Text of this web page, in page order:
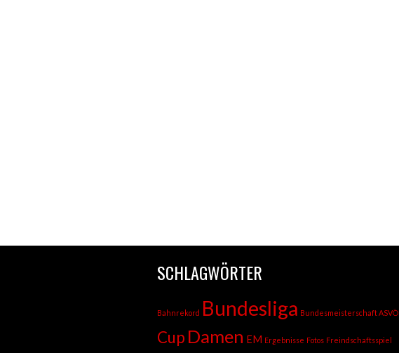
SCHLAGWÖRTER
Bahnrekord Bundesliga Bundesmeisterschaft ASVÖ
Cup Damen EM Ergebnisse Fotos Freindschaftsspiel